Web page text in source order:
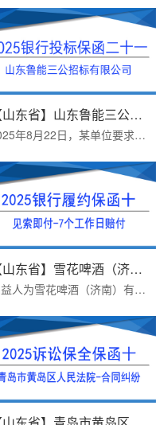
【山东省】山东鲁能三公招标有限...
2025年8月22日，某单位要求开具受益人为：山东鲁能三公招标有限公司，银行投标保函。2025年8月22日顺利出函。办理投标保函需要资料：1 投标公司营业执照扫描件（拍照），2 ...
【山东省】雪花啤酒（济南）有限...
受益人为雪花啤酒（济南）有限公司专业分包项目履约保函。客户2025年07月06日开始正式办理，递交资料、签合同、2025年07月08日盖章出保函。保函担保内容：1.担保金额人民币...